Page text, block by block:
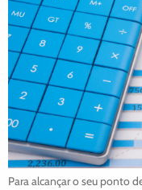
Para alcançar o seu ponto